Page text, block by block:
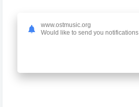
www.ostmusic.org
Would like to send you notifications